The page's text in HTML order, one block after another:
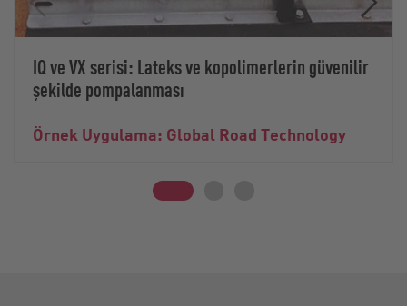
IQ ve VX serisi: Lateks ve kopolimerlerin güvenilir
şekilde pompalanması
Örnek Uygulama: Global Road Technology